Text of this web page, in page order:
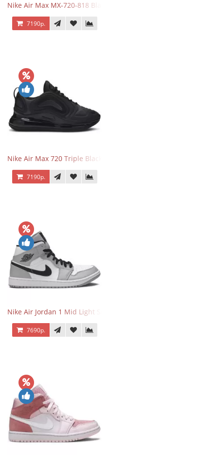
Nike Air Max MX-720-818 Black
7190р.
Nike Air Max 720 Triple Black
7190р.
Nike Air Jordan 1 Mid Light Smoke Grey
7690р.